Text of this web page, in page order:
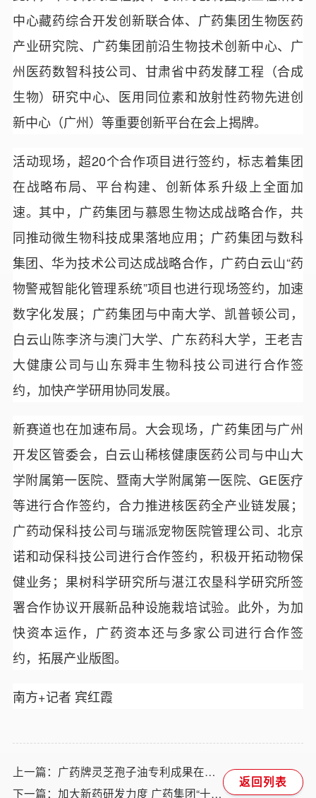
中心藏药综合开发创新联合体、广药集团生物医药
产业研究院、广药集团前沿生物技术创新中心、广
州医药数智科技公司、甘肃省中药发酵工程（合成
生物）研究中心、医用同位素和放射性药物先进创
新中心（广州）等重要创新平台在会上揭牌。
活动现场，超20个合作项目进行签约，标志着集团
在战略布局、平台构建、创新体系升级上全面加
速。其中，广药集团与慕恩生物达成战略合作，共
同推动微生物科技成果落地应用；广药集团与数科
集团、华为技术公司达成战略合作，广药白云山“药
物警戒智能化管理系统”项目也进行现场签约，加速
数字化发展；广药集团与中南大学、凯普顿公司，
白云山陈李济与澳门大学、广东药科大学，王老吉
大健康公司与山东舜丰生物科技公司进行合作签
约，加快产学研用协同发展。
新赛道也在加速布局。大会现场，广药集团与广州
开发区管委会，白云山稀核健康医药公司与中山大
学附属第一医院、暨南大学附属第一医院、GE医疗
等进行合作签约，合力推进核医药全产业链发展；
广药动保科技公司与瑞派宠物医院管理公司、北京
诺和动保科技公司进行合作签约，积极开拓动物保
健业务；果树科学研究所与湛江农垦科学研究所签
署合作协议开展新品种设施栽培试验。此外，为加
快资本运作，广药资本还与多家公司进行合作签
约，拓展产业版图。
南方+记者 宾红霞
上一篇：广药牌灵芝孢子油专利成果在京发布！聚焦肿瘤防治全周期管理
下一篇：加大新药研发力度 广药集团“十五五”时期拟投入逾100亿元
返回列表